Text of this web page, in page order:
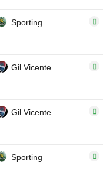
Sporting
Gil Vicente
Gil Vicente
Sporting